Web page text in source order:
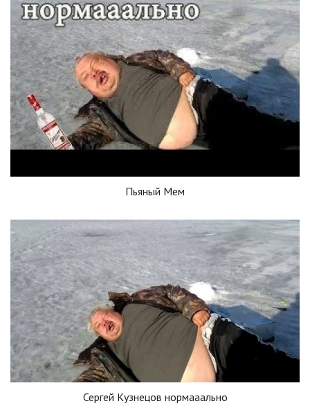
Пьяный Мем
Сергей Кузнецов нормааально